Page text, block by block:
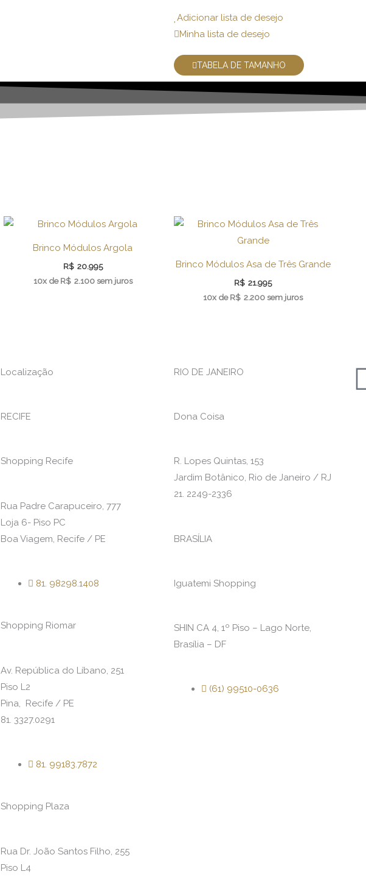
Adicionar lista de desejo
Minha lista de desejo
TABELA DE TAMANHO
Brinco Módulos Argola
R$ 20.995
10x deR$ 2.100 sem juros
Brinco Módulos Asa de Três Grande
R$ 21.995
10x deR$ 2.200sem juros
Localização
RECIFE
Shopping Recife
Rua Padre Carapuceiro, 777
Loja 6- Piso PC
Boa Viagem, Recife / PE
81. 98298.1408
Shopping Riomar
Av. República do Líbano, 251
Piso L2
Pina, Recife / PE
81. 3327.0291
81. 99183.7872
Shopping Plaza
Rua Dr. João Santos Filho, 255
Piso L4
RIO DE JANEIRO
Dona Coisa
R. Lopes Quintas, 153
Jardim Botânico, Rio de Janeiro / RJ
21. 2249-2336
BRASÍLIA
Iguatemi Shopping
SHIN CA 4, 1º Piso – Lago Norte,
Brasília – DF
(61) 99510-0636